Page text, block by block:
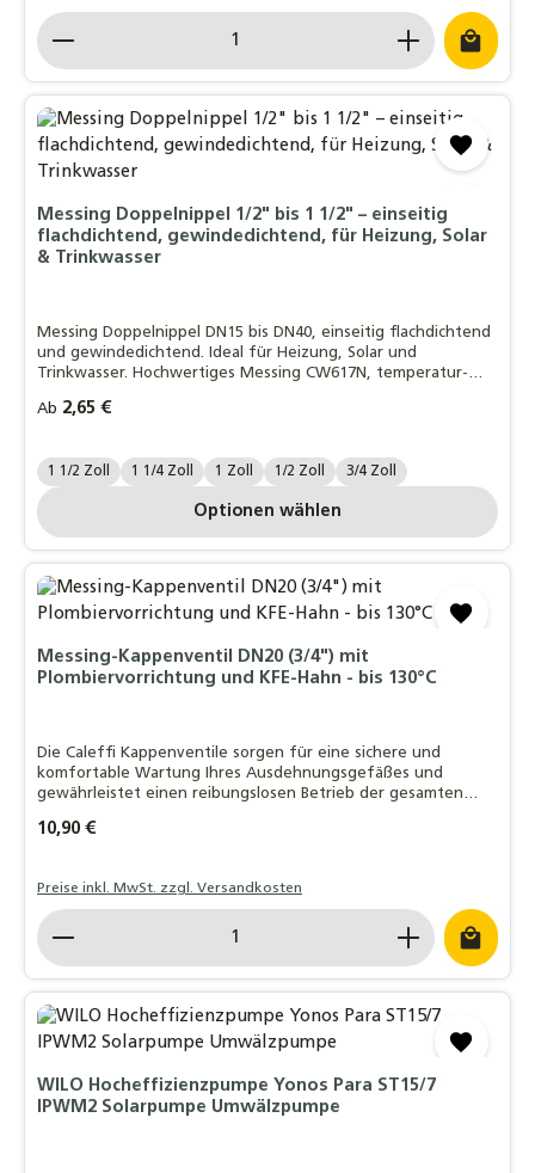
Produkt Anzahl: Gib den gewünschten Wert
Messing Doppelnippel 1/2" bis 1 1/2" – einseitig
flachdichtend, gewindedichtend, für Heizung, Solar
& Trinkwasser
Messing Doppelnippel DN15 bis DN40, einseitig flachdichtend
und gewindedichtend. Ideal für Heizung, Solar und
Trinkwasser. Hochwertiges Messing CW617N, temperatur-
Regulärer Preis:
Ab 2,65 €
Zollgröße.:
1 1/2 Zoll 1 1/4 Zoll 1 Zoll 1/2 Zoll 3/4 Zoll
Optionen wählen
Messing-Kappenventil DN20 (3/4") mit
Plombiervorrichtung und KFE-Hahn - bis 130°C
Die Caleffi Kappenventile sorgen für eine sichere und
komfortable Wartung Ihres Ausdehnungsgefäßes und
gewährleistet einen reibungslosen Betrieb der gesamten
Regulärer Preis:
10,90 €
Preise inkl. MwSt. zzgl. Versandkosten
Produkt Anzahl: Gib den gewünschten Wert
WILO Hocheffizienzpumpe Yonos Para ST15/7
IPWM2 Solarpumpe Umwälzpumpe